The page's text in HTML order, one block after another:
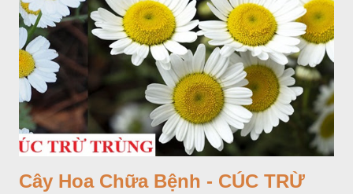
Cây Hoa Chữa Bệnh - CÚC TRỪ